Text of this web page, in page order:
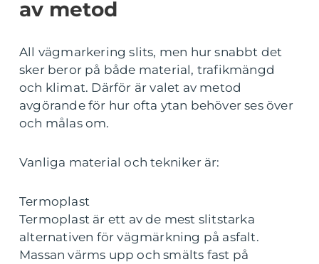
av metod
All vägmarkering slits, men hur snabbt det
sker beror på både material, trafikmängd
och klimat. Därför är valet av metod
avgörande för hur ofta ytan behöver ses över
och målas om.
Vanliga material och tekniker är:
Termoplast
Termoplast är ett av de mest slitstarka
alternativen för vägmärkning på asfalt.
Massan värms upp och smälts fast på